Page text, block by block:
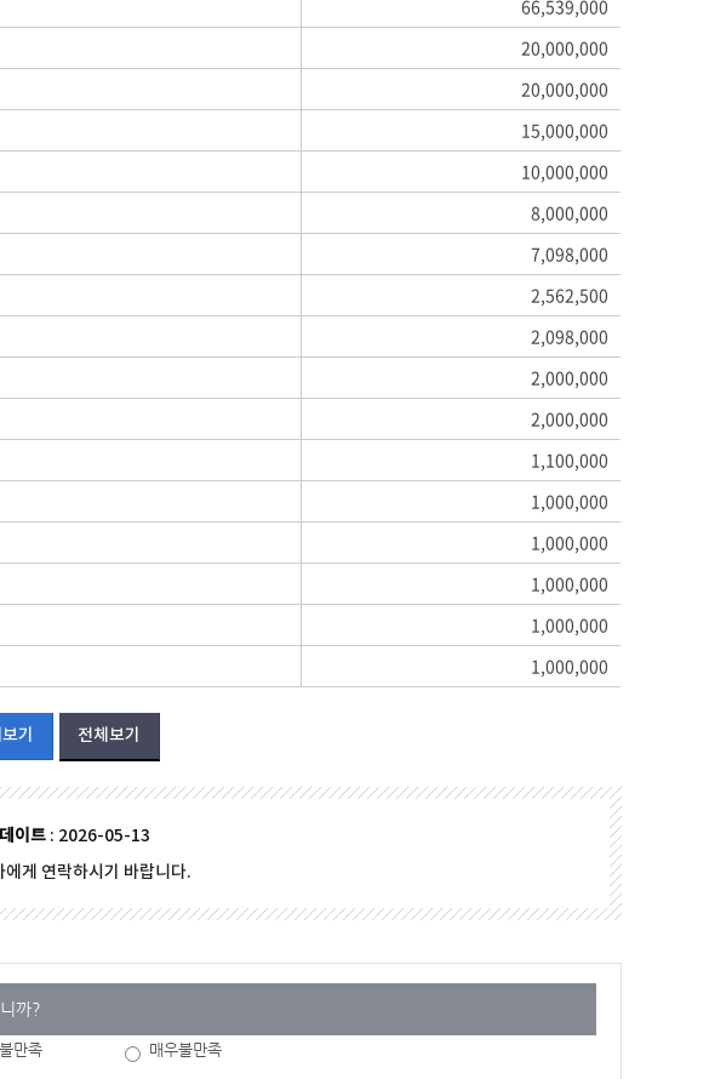
66,539,000
20,000,000
20,000,000
15,000,000
10,000,000
8,000,000
7,098,000
2,562,500
2,098,000
2,000,000
2,000,000
1,100,000
1,000,000
1,000,000
1,000,000
1,000,000
1,000,000
기 전체보기
이트 : 2026-05-13
게 연락하시기 바랍니다.
까?
불만족 매우불만족